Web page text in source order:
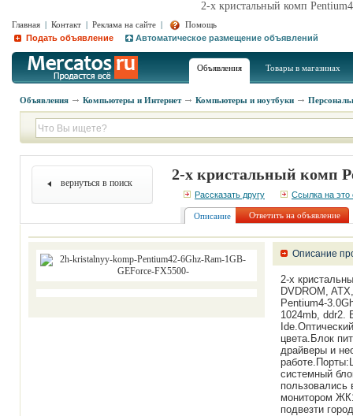
2-х кристальный комп
Главная | Контакт | Реклама на сайте |
Помощь
Подать объявление
Автоматическое размещение объявлений
Объявления Товары в магазинах
Объявления Компьютеры и Интернет Компьютеры и ноутбуки
вернуться в поиск 2-х кристальный комп
Рассказать другу Ссылка на это
Описание Ответить на объявление
Описание
2-х
DVDROM,
Pentium4-
1024mb, ddr2.
цвета.Блок
драйверы и
системный
монитором
подвезти